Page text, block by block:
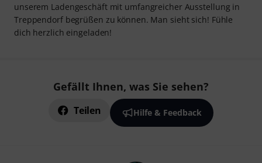
unserem Ladengeschäft mit umfangreicher Ausstellung in
Treppendorf begrüßen zu können. Man sieht sich! Fühle
dich herzlich eingeladen!
Gefällt Ihnen, was Sie sehen?
Teilen Hilfe & Feedback